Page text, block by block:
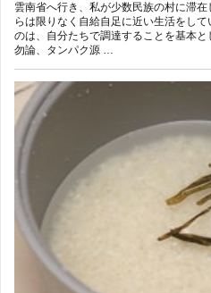
雲南省へ行き、私が少数民族の村に滞
らは限りなく自給自足に近い生活をし
のは、自分たちで調達することを基本
勿論、タンパク源 …